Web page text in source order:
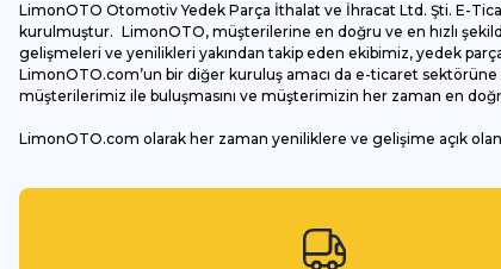
Bu ürüne benzer farklı alternatifler olmalı.
LimonOTO Otomotiv Yedek Parça İthalat ve İhracat Ltd. Şti. E-
kurulmuştur. LimonOTO, müşterilerine en doğru ve en hızlı
gelişmeleri ve yenilikleri yakından takip eden ekibimiz, yedek
LimonOTO.com’un bir diğer kuruluş amacı da e-ticaret
müşterilerimiz ile buluşmasını ve müşterimizin her zaman en
LimonOTO.com olarak her zaman yeniliklere ve gelişime açık